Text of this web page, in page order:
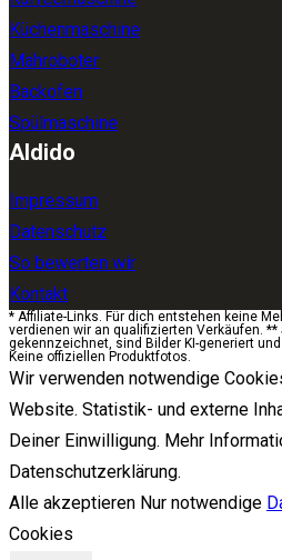
Küchenmaschine
Mähroboter
Backofen
Spülmaschine
Aldido
Impressum
Datenschutz
So bewerten wir
Kontakt
* Affiliate-Links. Für dich entstehen keine
verdienen wir an qualifizierten Verkäufen.
gekennzeichnet, sind Bilder KI-generiert
Keine offiziellen Produktfotos.
Wir verwenden notwendige
Website. Statistik- und externe
Deiner Einwilligung. Mehr
Datenschutzerklärung.
Alle akzeptieren Nur notwendige
Cookies